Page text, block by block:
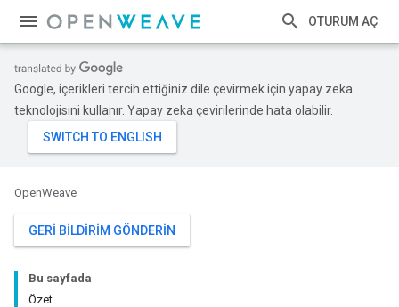
OTURUM AÇ
Google, içerikleri tercih ettiğiniz dile çevirmek için yapay zeka
teknolojisini kullanır. Yapay zeka çevirilerinde hata olabilir.
OpenWeave
GERI BILDIRIM GÖNDERIN
Bu sayfada
Özet